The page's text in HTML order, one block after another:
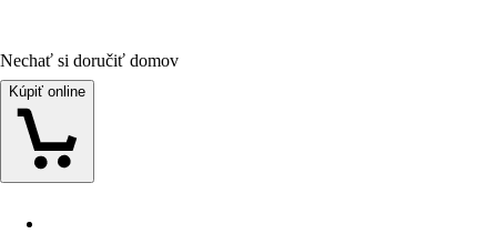
Nechať si doručiť domov
Kúpiť online